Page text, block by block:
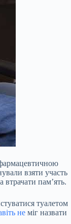
взяти участь
пам’ять.
туалетом
не міг назвати